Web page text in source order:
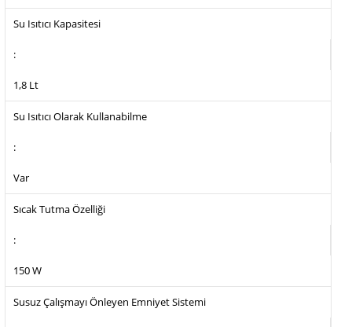
Su Isıtıcı Kapasitesi
:
1,8 Lt
Su Isıtıcı Olarak Kullanabilme
:
Var
Sıcak Tutma Özelliği
:
150 W
Susuz Çalışmayı Önleyen Emniyet Sistemi